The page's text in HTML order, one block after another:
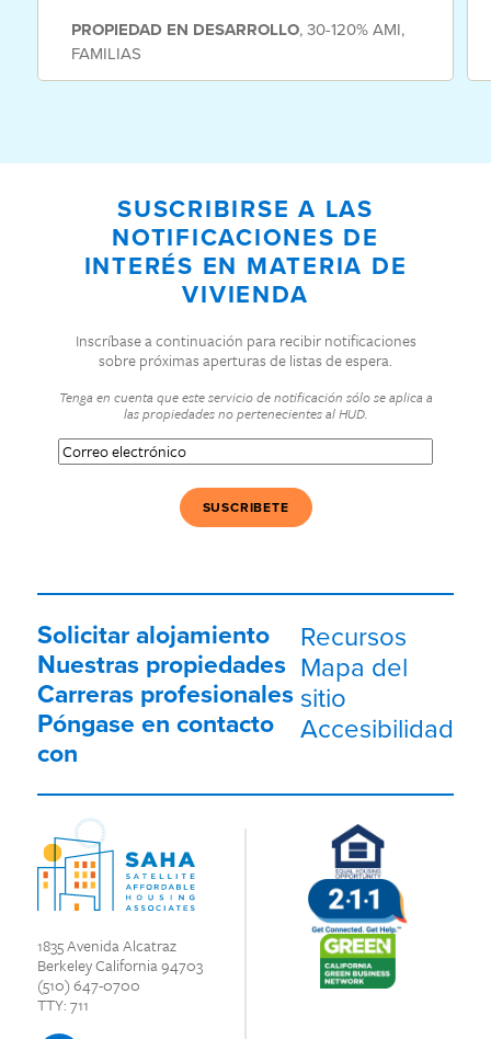
PROPIEDAD EN DESARROLLO,30-120% AMI,
FAMILIAS
1835 Avenida Alcatraz
Berkeley California 94703
(510) 647-0700
TTY: 711
SUSCRIBIRSE A LAS
NOTIFICACIONES DE
INTERÉS EN MATERIA DE
VIVIENDA
Inscríbase a continuación para recibir notificaciones
sobre próximas aperturas de listas de espera.
Tenga en cuenta que este servicio de notificación sólo se aplica a
las propiedades no pertenecientes al HUD.
Correo
electrónico(Obligatorio)
Solicitar alojamiento
Nuestras propiedades
Carreras profesionales
Póngase en contacto
con
Recursos
Mapa del
sitio
Accesibilidad